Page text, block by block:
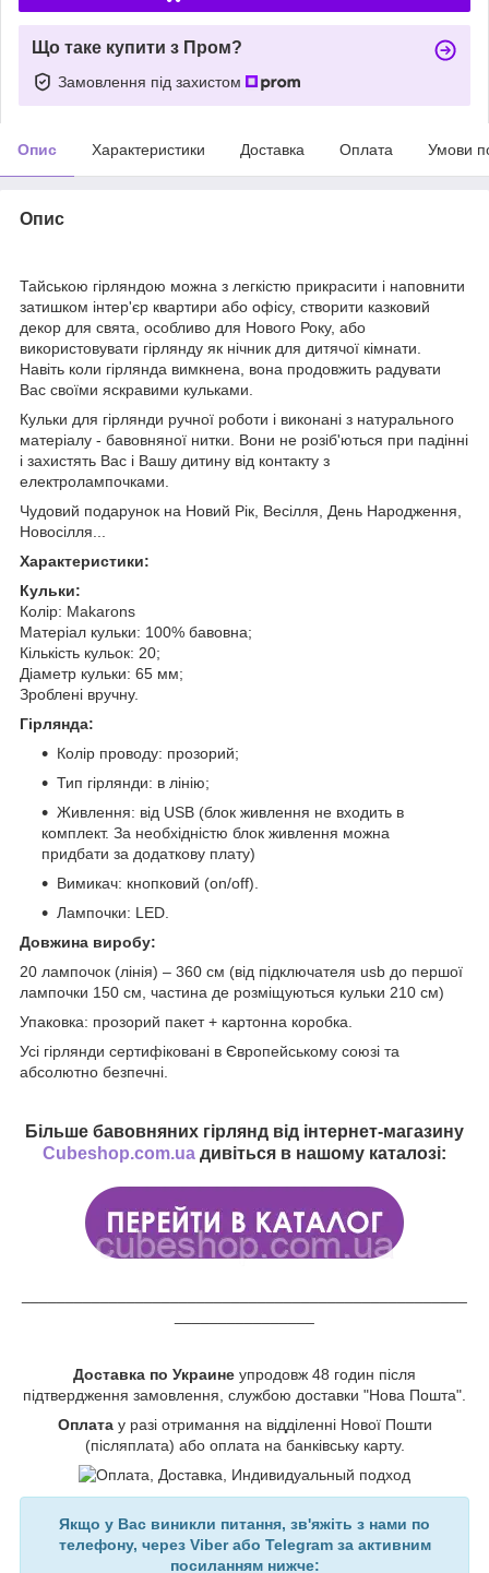
Що таке купити з Пром?
Замовлення під захистом
Опис Характеристики Доставка Оплата Умови
Опис
Тайською гірляндою можна з легкістю прикрасити і наповнити
затишком інтер'єр квартири або офісу, створити казковий
декор для свята, особливо для Нового Року, або
використовувати гірлянду як нічник для дитячої кімнати.
Навіть коли гірлянда вимкнена, вона продовжить радувати
Вас своїми яскравими кульками.
Кульки для гірлянди ручної роботи і виконані з натурального
матеріалу - бавовняної нитки. Вони не розіб'ються при падінні
і захистять Вас і Вашу дитину від контакту з
електролампочками.
Чудовий подарунок на Новий Рік, Весілля, День Народження,
Новосілля...
Характеристики:
Кульки:
Колір: Makarons
Матеріал кульки: 100% бавовна;
Кількість кульок: 20;
Діаметр кульки: 65 мм;
Зроблені вручну.
Гірлянда:
Колір проводу: прозорий;
Тип гірлянди: в лінію;
Живлення: від USB (блок живлення не входить в
комплект. За необхідністю блок живлення можна
придбати за додаткову плату)
Вимикач: кнопковий (on/off).
Лампочки: LED.
Довжина виробу:
20 лампочок (лінія) – 360 см (від підключателя usb до першої
лампочки 150 см, частина де розміщуються кульки 210 см)
Упаковка: прозорий пакет + картонна коробка.
Усі гірлянди сертифіковані в Європейському союзі та
абсолютно безпечні.
Більше бавовняних гірлянд від інтернет-магазину
Cubeshop.com.ua дивіться в нашому каталозі:
Доставка по Украине упродовж 48 годин після
підтвердження замовлення, службою доставки "Нова Пошта".
Оплата у разі отримання на відділенні Нової Пошти
(післяплата) або оплата на банківську карту.
Якщо у Вас виникли питання, зв'яжіть з нами по
телефону, через Viber або Telegram за активним
посиланням нижче: